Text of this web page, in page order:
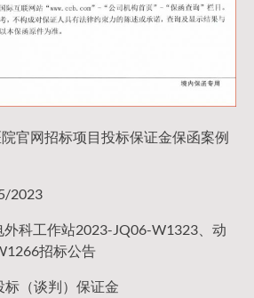
官网招标项目投标保证金保函案例
2023
外科工作站2023-JQ06-W1323、动
招标公告
标（谈判）保证金